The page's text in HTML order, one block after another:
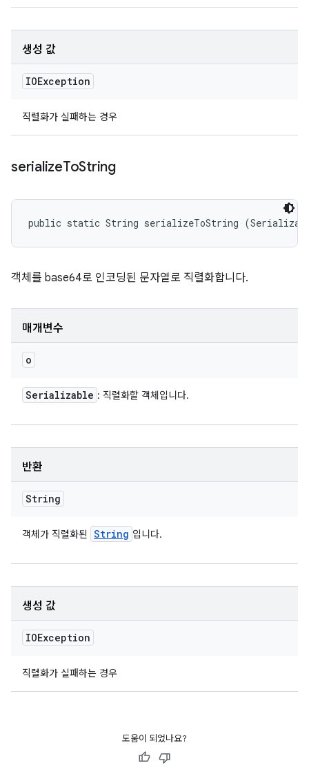
생성 값
IOException
직렬화가 실패하는 경우
serializeToString
public static String serializeToString
객체를 base64로 인코딩된 문자열로 직렬화합니다.
매개변수
o
Serializable : 직렬화할 객체입니다.
반환
String
객체가 직렬화된 String 입니다.
생성 값
IOException
직렬화가 실패하는 경우
도움이 되었나요?